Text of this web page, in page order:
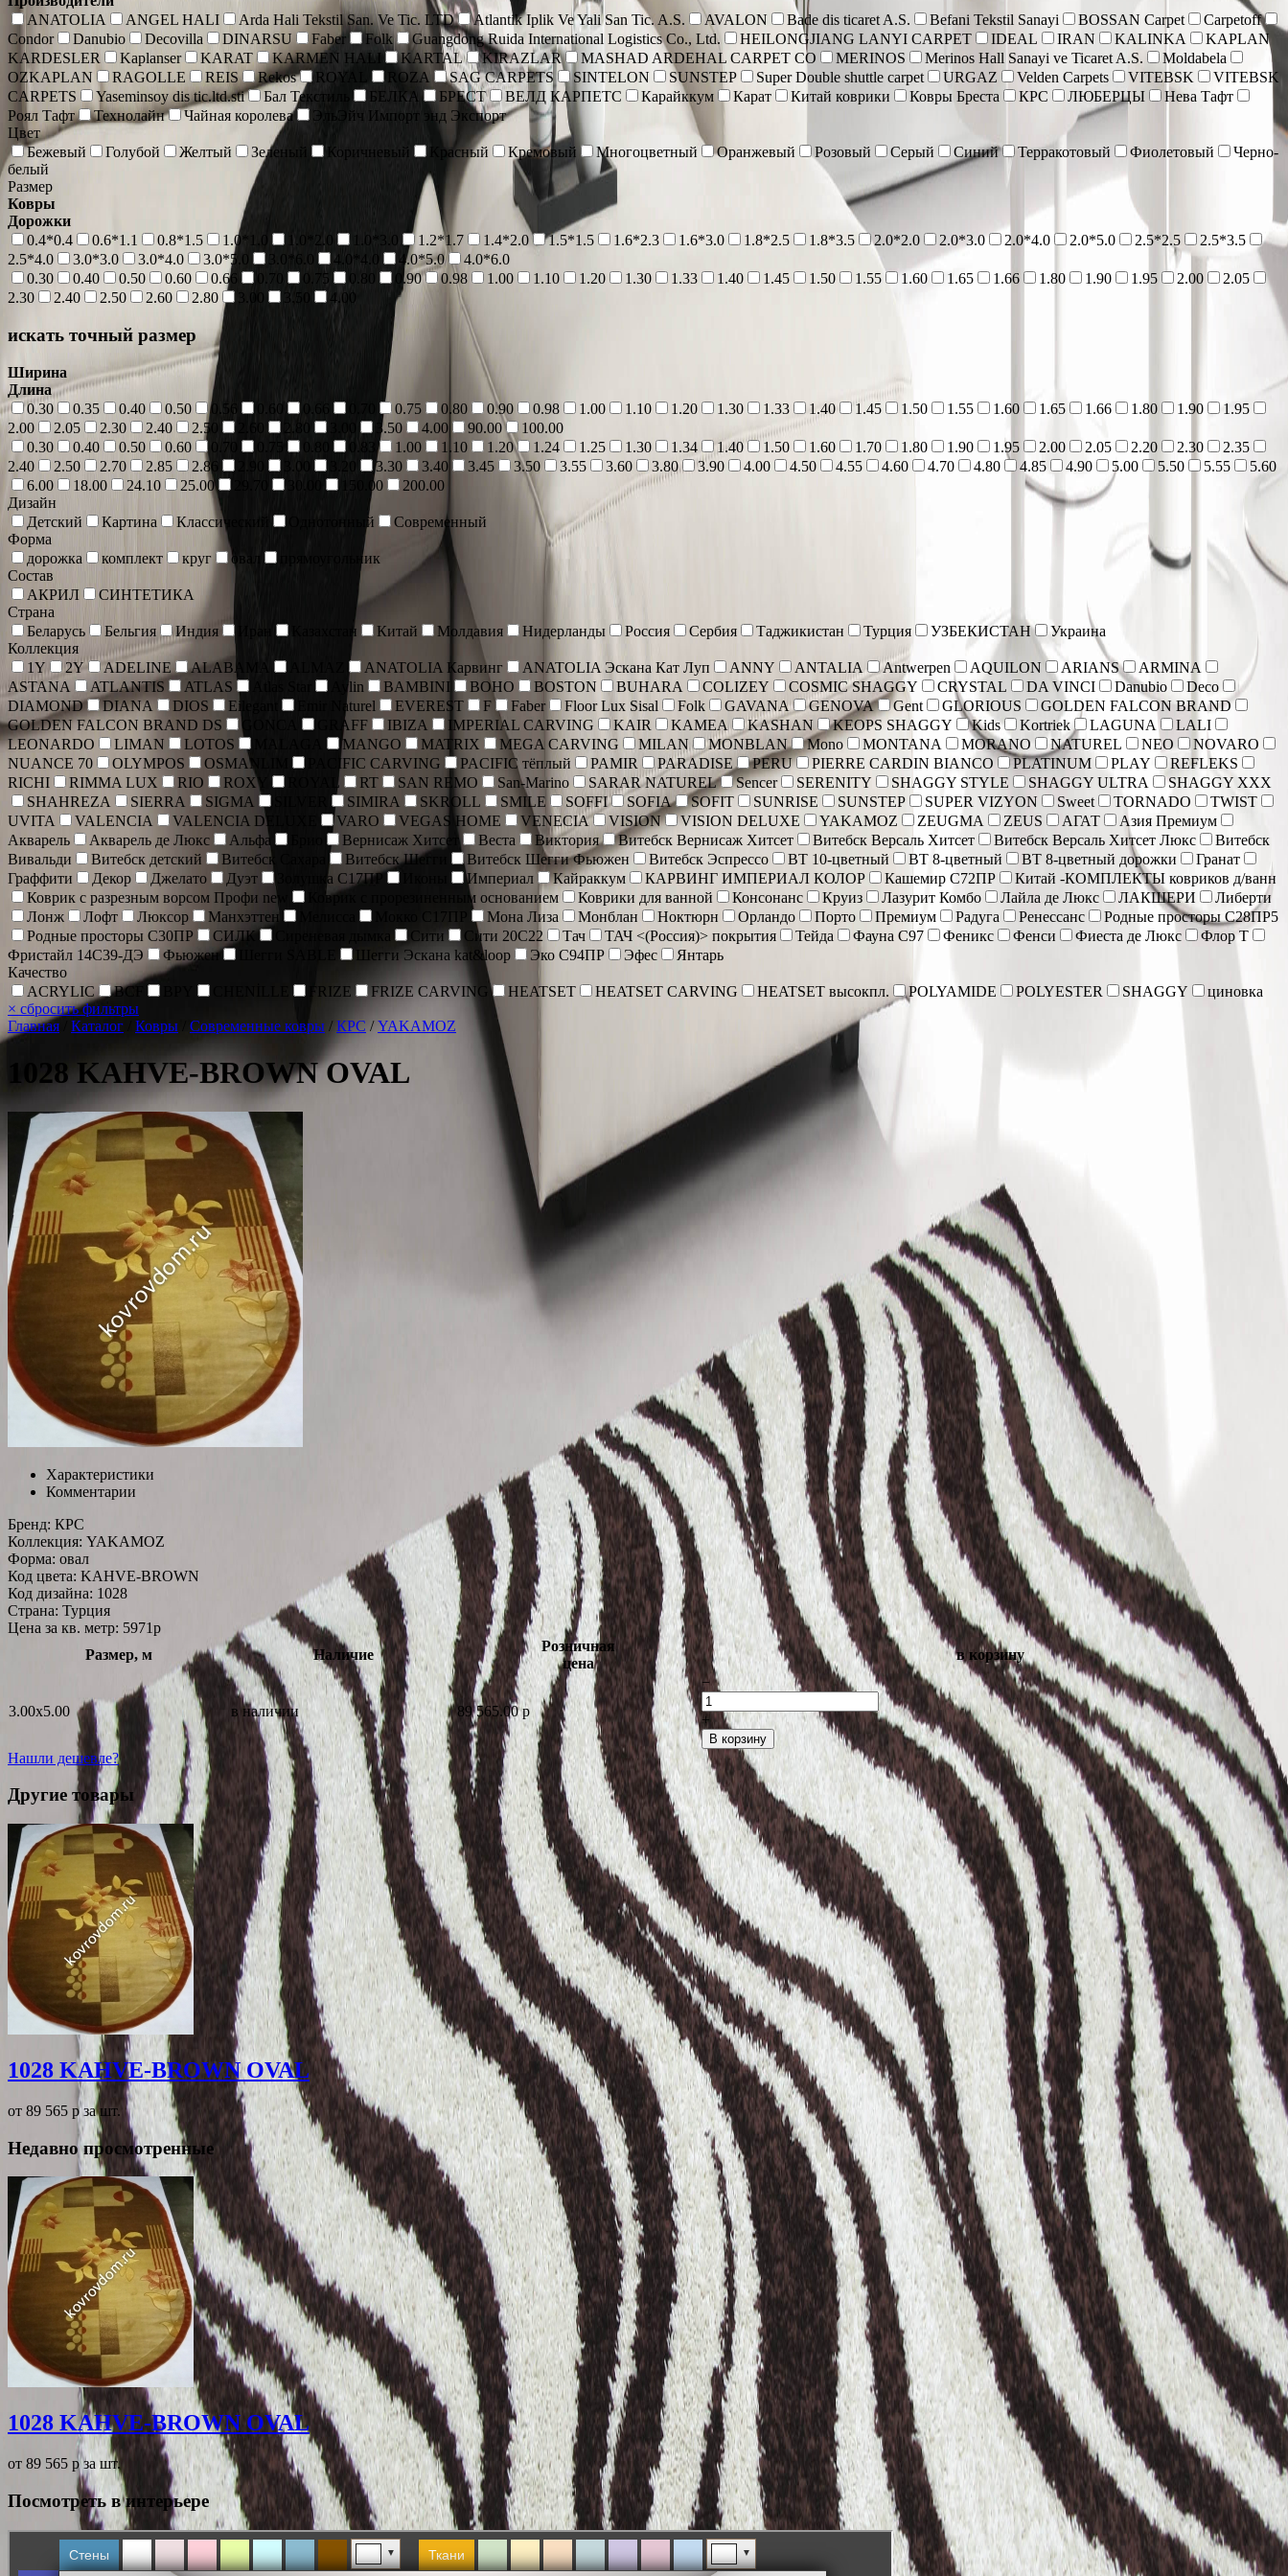
ANATOLIA
ANGEL HALI Arda Hali Tekstil San. Ve Tic. LTD Atlantik Iplik Ve Yali San Tic. A.S. AVALON Bade dis ticaret A.S. Befani Tekstil Sanayi BOSSAN Carpet
Carpetoff
Condor
Danubio Decovilla DINARSU Faber Folk Guangdong Ruida International Logistics Co., Ltd. HEILONGJIANG LANYI CARPET IDEAL IRAN KALINKA
KAPLAN
KARDESLER
Kaplanser KARAT KARMEN HALI KARTAL KIRAZLAR MASHAD ARDEHAL CARPET CO MERINOS Merinos Hall Sanayi ve Ticaret A.S.
Moldabela
OZKAPLAN
RAGOLLE REIS Rekos ROYAL ROZA SAG CARPETS SINTELON SUNSTEP Super Double shuttle carpet URGAZ Velden Carpets VITEBSK
VITEBSK
CARPETS
Yaseminsoy dis tic.ltd.sti Бал Текстиль БЕЛКА БРЕСТ ВЕЛД КАРПЕТС Карайккум Карат Китай коврики Ковры Бреста КРС ЛЮБЕРЦЫ
Нева Тафт
Роял Тафт
Технолайн Чайная королева
ЭльЭйч Импорт энд Экспорт
Цвет
Бежевый
Голубой Желтый Зеленый Коричневый Красный Кремовый Многоцветный Оранжевый Розовый Серый Синий Терракотовый Фиолетовый
Черно-
белый
Размер
Ковры
Дорожки
0.4*0.4
0.6*1.1 0.8*1.5 1.0*1.0 1.0*2.0 1.0*3.0 1.2*1.7 1.4*2.0 1.5*1.5 1.6*2.3 1.6*3.0 1.8*2.5 1.8*3.5 2.0*2.0 2.0*3.0 2.0*4.0 2.0*5.0 2.5*2.5
2.5*3.5
2.5*4.0
3.0*3.0 3.0*4.0 3.0*5.0 3.0*6.0 4.0*4.0 4.0*5.0
4.0*6.0
0.30
0.40 0.50 0.60 0.66 0.70 0.75 0.80 0.90 0.98 1.00 1.10 1.20 1.30 1.33 1.40 1.45 1.50 1.55 1.60 1.65 1.66 1.80 1.90 1.95 2.00
2.05
2.30
2.40 2.50 2.60 2.80 3.00 3.50 4.00
искать точный размер
Ширина
Длина
0.30
0.35 0.40 0.50 0.56 0.60 0.75 0.80 0.90 0.98 1.00 1.10 1.20 1.30 1.33 1.40 1.45 1.50 1.55 1.60 1.65 1.66 1.80 1.90
1.95
2.00
2.05 2.30 2.40 2.50 2.60 2.80 3.50 4.00 90.00
100.00
0.30
0.40 0.50 0.60 0.70 1.00 1.10 1.20 1.24 1.25 1.30 1.34 1.40 1.50 1.60 1.70 1.80 1.90 1.95 2.00 2.05 2.20 2.30
2.35
2.40
2.50 2.70 2.85 2.86 3.00 3.20 3.30 3.40 3.45 3.50 3.55 3.60 3.80 3.90 4.00 4.50 4.55 4.60 4.70 4.80 4.85 4.90 5.00 5.50 5.55
5.60
6.00
18.00 24.10 25.00 30.00 150.00
200.00
Дизайн
Детский
Картина Классический Однотонный
Современный
Форма
дорожка
комплект круг овал
прямоугольник
Состав
АКРИЛ
СИНТЕТИКА
Страна
Беларусь
Бельгия Индия Казахстан Китай Молдавия Нидерланды Россия Сербия Таджикистан Турция УЗБЕКИСТАН
Украина
Коллекция
1Y
2Y ADELINE ALABAMA ANATOLIA Карвинг ANATOLIA Эскана Кат Луп ANNY ANTALIA Antwerpen AQUILON ARIANS
ARMINA
ASTANA
ATLANTIS ATLAS Aylin BAMBINI BOHO BOSTON BUHARA COLIZEY COSMIC SHAGGY CRYSTAL DA VINCI Danubio
Deco
DIAMOND
DIANA DIOS Eilegant Emir Naturel EVEREST F Faber Floor Lux Sisal Folk GAVANA GENOVA Gent GLORIOUS
GOLDEN FALCON BRAND
GOLDEN FALCON BRAND DS
GONCA GRAFF IBIZA IMPERIAL CARVING KAIR KAMEA KASHAN KEOPS SHAGGY Kids Kortriek LAGUNA
LALI
LEONARDO
LIMAN LOTOS MANGO MATRIX MEGA CARVING MILAN MONBLAN Mono MONTANA MORANO NATUREL NEO
NOVARO
NUANCE 70
OLYMPOS OSMANLIM PACIFIC CARVING PACIFIC тёплый PAMIR PARADISE PERU PIERRE CARDIN BIANCO PLATINUM PLAY
REFLEKS
RICHI
RIMMA LUX RIO ROXY ROYAL RT SAN REMO San-Marino SARAR NATUREL Sencer SERENITY SHAGGY STYLE SHAGGY ULTRA
SHAGGY XXX
SHAHREZA
SIERRA SIGMA SIMIRA SKROLL SMILE SOFFI SOFIA SOFIT SUNRISE SUNSTEP SUPER VIZYON Sweet TORNADO
TWIST
UVITA
VALENCIA VALENCIA DELUXE VARO VEGAS HOME VENECIA VISION VISION DELUXE YAKAMOZ ZEUGMA ZEUS АГАТ
Азия Премиум
Акварель
Акварель де Люкс Альфа Вернисаж Хитсет Веста Виктория Витебск Вернисаж Хитсет Витебск Версаль Хитсет Витебск Версаль Хитсет Люкс
Витебск
Вивальди
Витебск детский Витебск Сахара Витебск Шегги Витебск Шегги Фьюжен Витебск Эспрессо ВТ 10-цветный ВТ 8-цветный ВТ 8-цветный дорожки
Гранат
Граффити
Декор Джелато Дуэт Золушка С17ПР Империал Кайраккум КАРВИНГ ИМПЕРИАЛ КОЛОР Кашемир С72ПР
Китай -КОМПЛЕКТЫ ковриков д/ванн
Коврик c разрезным ворсом Профи new
Коврик с прорезиненным основанием Коврики для ванной Консонанс Круиз Лазурит Комбо Лайла де Люкс ЛАКШЕРИ
Либерти
Лонж
Лофт Люксор Манхэттен Мокко С17ПР Мона Лиза Монблан Ноктюрн Орландо Порто Премиум Радуга Ренессанс
Родные просторы С28ПР5
Родные просторы С30ПР
СИЛК Сити Сити 20С22 Тач ТАЧ <(Россия)> покрытия Тейда Фауна С97 Феникс Фенси Фиеста де Люкс
Флор Т
Фристайл 14С39-ДЭ
Фьюжен Шегги Эскана kat&loop Эко С94ПР Эфес
Янтарь
Качество
ACRYLIC
BCF FRIZE FRIZE CARVING HEATSET HEATSET CARVING HEATSET высокпл. POLYAMIDE POLYESTER SHAGGY
циновка
× сбросить фильтры
Главная
Каталог Ковры Современные ковры / КРС /YAKAMOZ
1028 KAHVE-BROWN OVAL
Характеристики
Комментарии
Бренд: КРС
Коллекция: YAKAMOZ
Форма: овал
Код цвета: KAHVE-BROWN
Код дизайна: 1028
Страна: Турция
Цена за кв. метр: 5971p
Размер, м
Наличие
Розничная
цена
в корзину
3.00x5.00 в наличии 89 565.00p
−
+
В корзину
Нашли дешевле?
Другие товары
1028 KAHVE-BROWN OVAL
от 89 565 pза шт.
Недавно просмотренные
1028 KAHVE-BROWN OVAL
от 89 565 pза шт.
Посмотреть в интерьере